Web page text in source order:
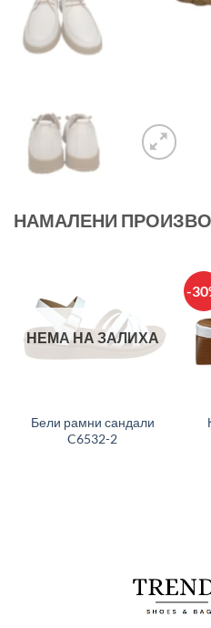
НАМАЛЕНИ
НЕМА НА ЗАЛИХА
Бели рамни сандали
C6532-2
-